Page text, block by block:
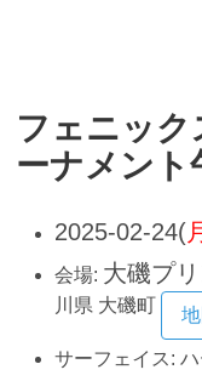
フェニック
ーナメント
2025-02-24(
会場: 大磯プ
川県 大磯町
サーフェイス: